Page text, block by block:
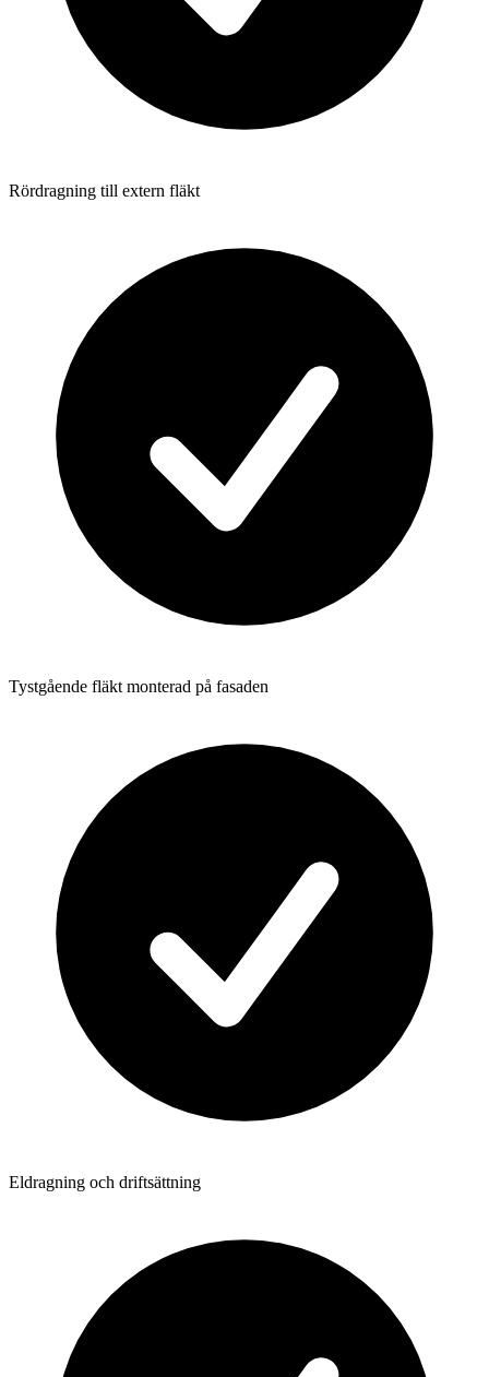
Rördragning till extern fläkt
Tystgående fläkt monterad på fasaden
Eldragning och driftsättning